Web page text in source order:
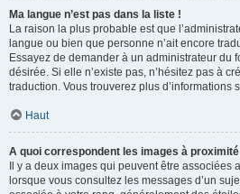
Ma langue n’est pas dans la liste !
La raison la plus probable est que
langue ou bien que personne n’ait encore
Essayez de demander à un administrateur du
désirée. Si elle n’existe pas, n’hésitez pas à
traduction. Vous trouverez plus d’informations
Haut
A quoi correspondent les images à
Il y a deux images qui peuvent être associées
lorsque vous consultez les messages d’un